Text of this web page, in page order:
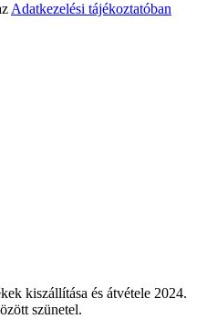
Adatkezelési tájékoztatóban
kiszállítása és átvétele 2024.
szünetel.